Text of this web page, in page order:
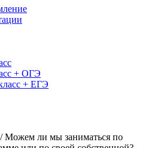
+ ОГЭ
+ ЕГЭ
/Можем ли мы заниматься по